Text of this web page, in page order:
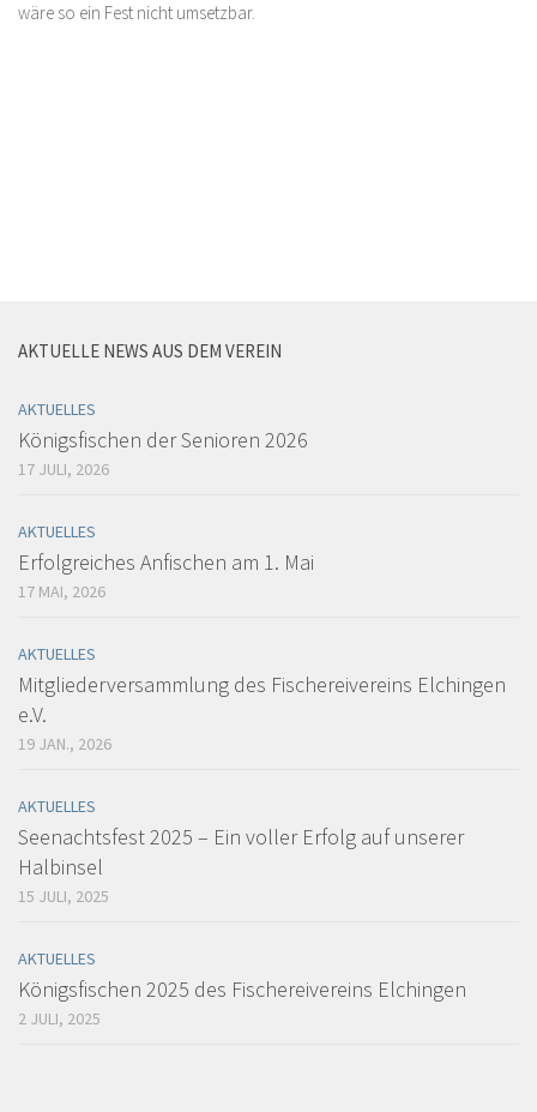
wäre so ein Fest nicht umsetzbar.
AKTUELLE NEWS AUS DEM VEREIN
AKTUELLES
Königsfischen der Senioren 2026
17 JULI, 2026
AKTUELLES
Erfolgreiches Anfischen am 1. Mai
17 MAI, 2026
AKTUELLES
Mitgliederversammlung des Fischereivereins Elchingen
e.V.
19 JAN., 2026
AKTUELLES
Seenachtsfest 2025 – Ein voller Erfolg auf unserer
Halbinsel
15 JULI, 2025
AKTUELLES
Königsfischen 2025 des Fischereivereins Elchingen
2 JULI, 2025